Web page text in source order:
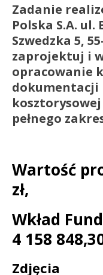
Zadanie
Polska S.A. ul.
Szwedzka 5,
zaprojektuj i
opracowanie
pełnego
Wartość
zł,
Wkład
4 158
Zdjęcia